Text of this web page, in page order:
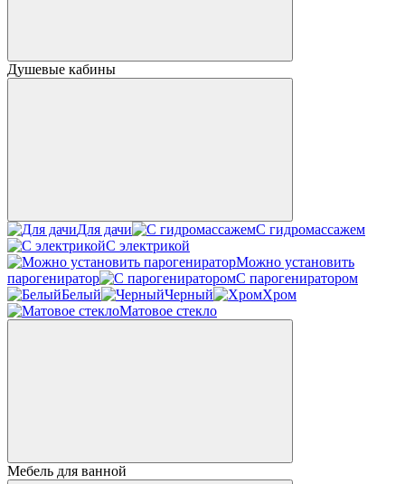
Душевые кабины
Для дачи
С гидромассажем
С электрикой
Можно установить
парогениратор
С парогениратором
Белый
Черный
Хром
Матовое стекло
Мебель для ванной